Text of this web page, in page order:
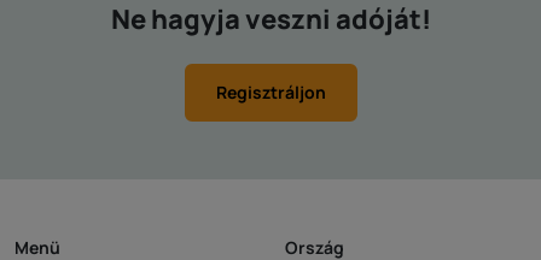
Ne hagyja veszni adóját!
Regisztráljon
Menü Ország